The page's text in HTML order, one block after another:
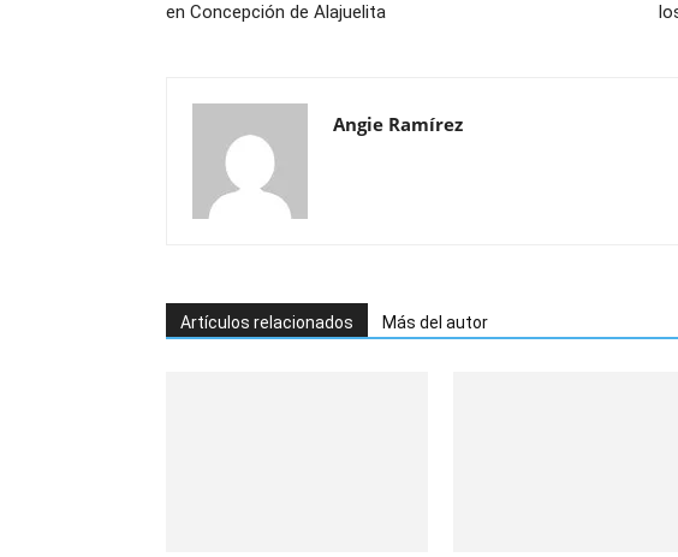
en Concepción de Alajuelita
Angie Ramírez
Artículos relacionados Más del autor